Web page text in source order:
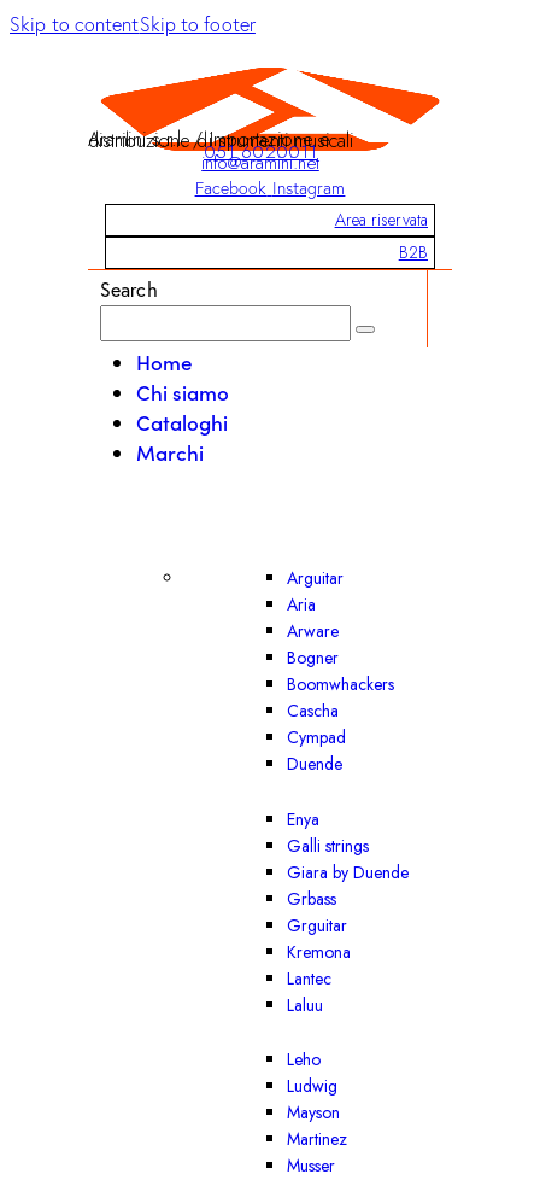
Skip to contentSkip to footer
Aramini s.r.l. / Importazione e distribuzione di strumenti musicali
051 6020011
info@aramini.net
Facebook Instagram
Area riservata
B2B
Search
Home
Chi siamo
Cataloghi
Marchi
Arguitar
Aria
Arware
Bogner
Boomwhackers
Cascha
Cympad
Duende
Enya
Galli strings
Giara by Duende
Grbass
Grguitar
Kremona
Lantec
Laluu
Leho
Ludwig
Mayson
Martinez
Musser